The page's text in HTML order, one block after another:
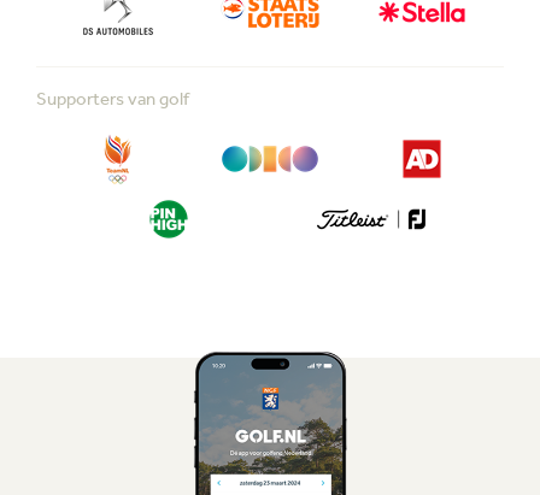
Supporters van golf